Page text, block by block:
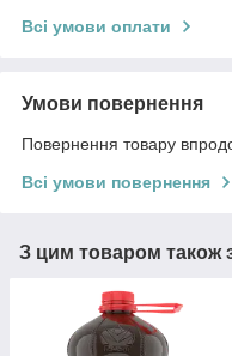
Всі умови оплати
Умови повернення
Повернення товару
Всі умови повернення
З цим товаром також